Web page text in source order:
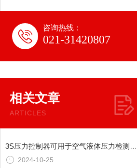
咨询热线：
021-31420807
相关文章
ARTICLES
3S压力控制器可用于空气液体压力检测、制冷、水处理等行业
2024-10-25